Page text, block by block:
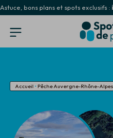
Astuce, bons plans et spots exclusifs :
Accueil • Pêche Auvergne-Rhône-Alpes